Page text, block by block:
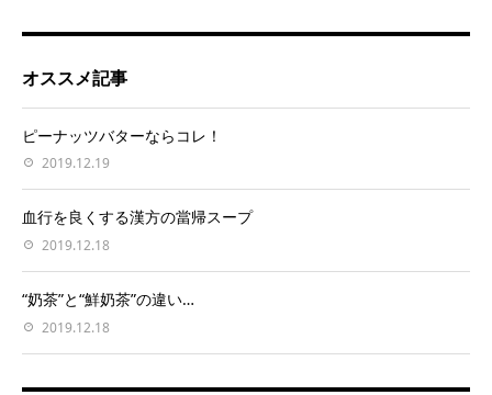
オススメ記事
ピーナッツバターならコレ！
2019.12.19
血行を良くする漢方の當帰スープ
2019.12.18
“奶茶”と“鮮奶茶”の違い…
2019.12.18